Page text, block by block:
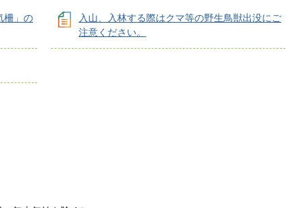
柵」の
入山、入林する際はクマ等の野生鳥獣出没にご
注意ください。